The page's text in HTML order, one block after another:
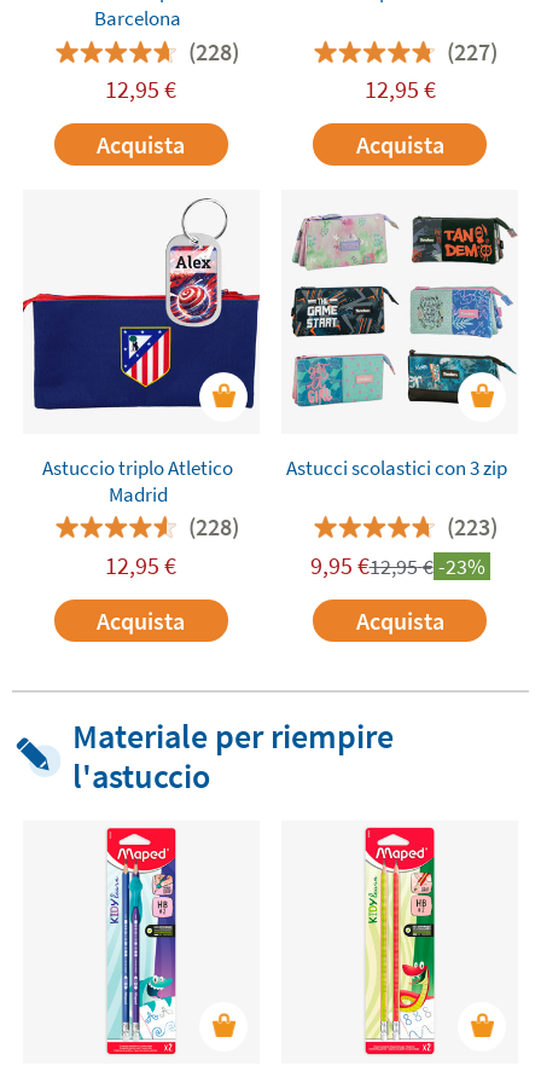
Barcelona
(228)
12,95 €
Acquista
(227)
12,95 €
Acquista
Astuccio triplo Atletico
Madrid
(228)
12,95 €
Acquista
Astucci scolastici con 3 zip
(223)
9,95 €12,95€-23%
Acquista
Materiale per riempire
l'astuccio